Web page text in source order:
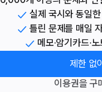
실제 국시와 동일
틀린 문제를 매일
메모·암기카드·
제한 없
이용권을 구